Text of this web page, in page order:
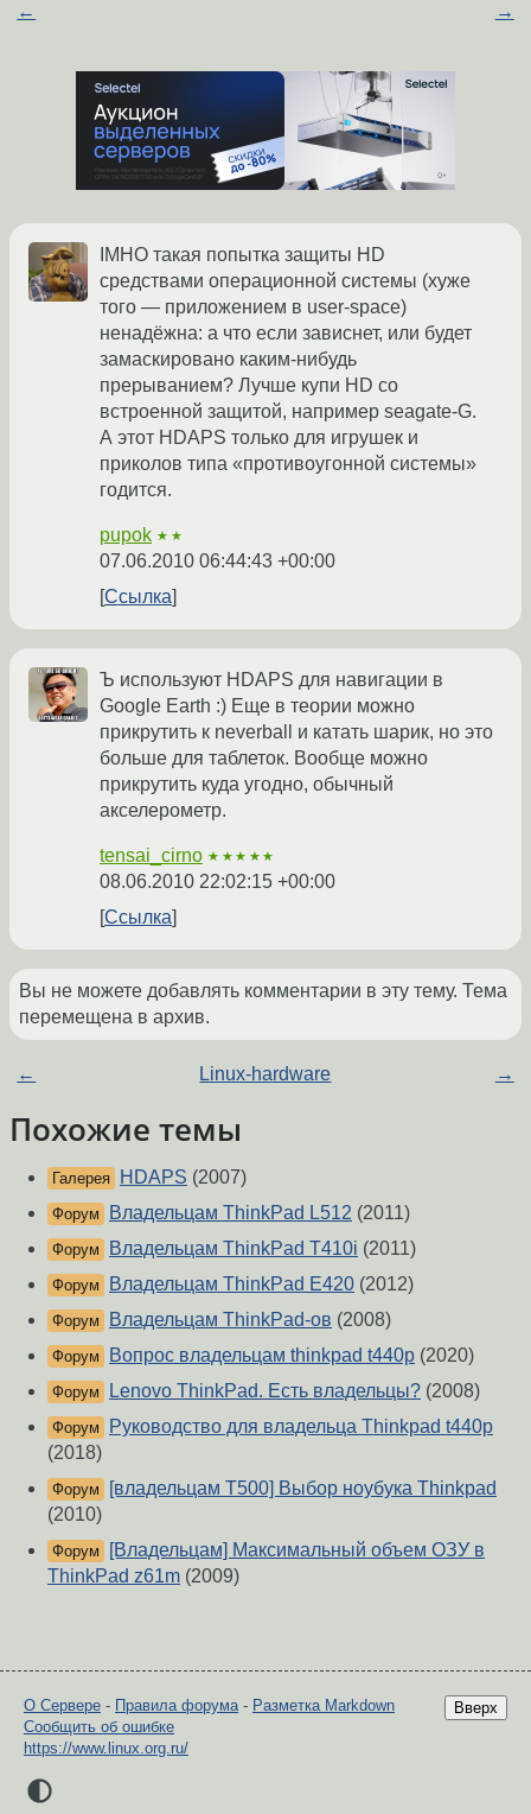
← →
IMHO такая попытка защиты HD
средствами операционной системы (хуже
того — приложением в user-space)
ненадёжна: а что если зависнет, или будет
замаскировано каким-нибудь
прерыванием? Лучше купи HD со
встроенной защитой, например seagate-G.
А этот HDAPS только для игрушек и
приколов типа «противоугонной системы»
годится.
pupok ★★
07.06.2010 06:44:43 +00:00
Ссылка
Ъ используют HDAPS для навигации в
Google Earth :) Еще в теории можно
прикрутить к neverball и катать шарик, но это
больше для таблеток. Вообще можно
прикрутить куда угодно, обычный
акселерометр.
tensai_cirno ★★★★★
08.06.2010 22:02:15 +00:00
Ссылка
Вы не можете добавлять комментарии в эту тему. Тема
перемещена в архив.
← Linux-hardware →
Похожие темы
Галерея HDAPS (2007)
Форум Владельцам ThinkPad L512 (2011)
Форум Владельцам ThinkPad T410i (2011)
Форум Владельцам ThinkPad E420 (2012)
Форум Владельцам ThinkPad-ов (2008)
Форум Вопрос владельцам thinkpad t440p (2020)
Форум Lenovo ThinkPad. Есть владельцы? (2008)
Форум
Руководство для владельца Thinkpad t440p
(2018)
Форум
[владельцам T500] Выбор ноубука Thinkpad
(2010)
Форум
[Владельцам] Максимальный объем ОЗУ в
ThinkPad z61m (2009)
Вверх
О Сервере - Правила форума- Разметка Markdown
Сообщить об ошибке
https://www.linux.org.ru/